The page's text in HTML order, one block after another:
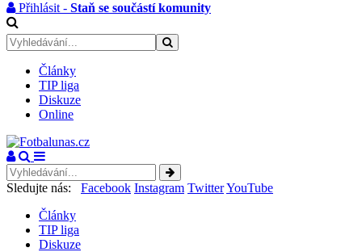
Přihlásit - Staň se součástí komunity
Články
TIP liga
Diskuze
Online
Sledujte nás: Facebook Instagram TwitterYouTube
Články
TIP liga
Diskuze